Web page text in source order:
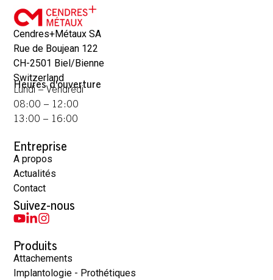
Cendres+Métaux SA
Rue de Boujean 122
CH-2501 Biel/Bienne
Switzerland
Heures d'ouverture
Lundi – Vendredi
08:00 – 12:00
13:00 – 16:00
Entreprise
A propos
Actualités
Contact
Suivez-nous
Produits
Attachements
Implantologie - Prothétiques